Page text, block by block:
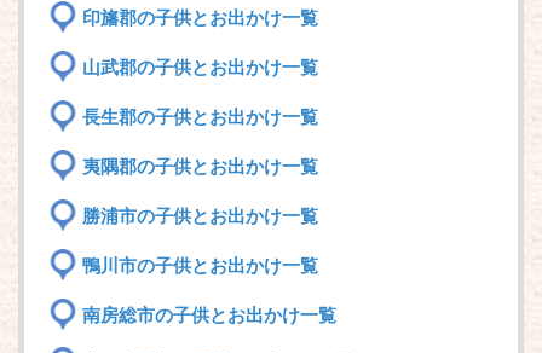
印旛郡の子供とお出かけ一覧
山武郡の子供とお出かけ一覧
長生郡の子供とお出かけ一覧
夷隅郡の子供とお出かけ一覧
勝浦市の子供とお出かけ一覧
鴨川市の子供とお出かけ一覧
南房総市の子供とお出かけ一覧